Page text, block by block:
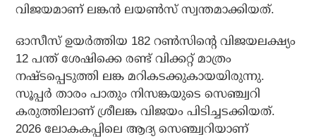
വിജയമാണ് ലങ്കന്‍ ലയണ്‍സ് സ്വന്തമാക്കിയത്.
ഓസീസ് ഉയര്‍ത്തിയ 182 റണ്‍സിന്റെ വിജയലക്ഷ്യം
12 പന്ത് ശേഷിക്കെ രണ്ട് വിക്കറ്റ് മാത്രം
നഷ്ടപ്പെടുത്തി ലങ്ക മറികടക്കുകായയിരുന്നു.
സൂപ്പര്‍ താരം പാതും നിസങ്കയുടെ സെഞ്ച്വറി
കരുത്തിലാണ് ശ്രീലങ്ക വിജയം പിടിച്ചടക്കിയത്.
2026 ലോകകപ്പിലെ ആദ്യ സെഞ്ച്വറിയാണ്